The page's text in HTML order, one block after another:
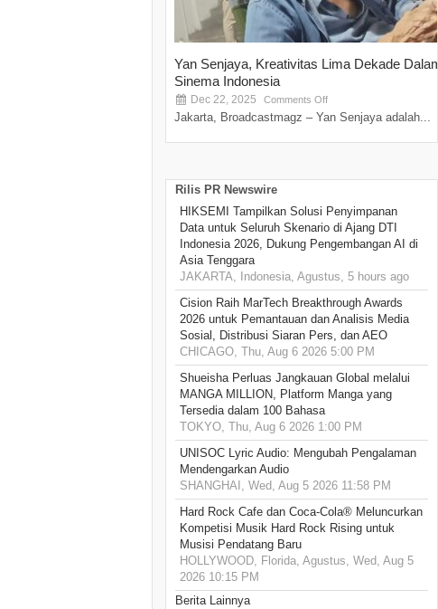
Yan Senjaya, Kreativitas Lima Dekade Dalam
Sinema Indonesia
Dec 22, 2025 Comments Off
Jakarta, Broadcastmagz – Yan Senjaya adalah...
Rilis PR Newswire
HIKSEMI Tampilkan Solusi Penyimpanan
Data untuk Seluruh Skenario di Ajang DTI
Indonesia 2026, Dukung Pengembangan AI di
Asia Tenggara
JAKARTA, Indonesia, Agustus, 5 hours ago
Cision Raih MarTech Breakthrough Awards
2026 untuk Pemantauan dan Analisis Media
Sosial, Distribusi Siaran Pers, dan AEO
CHICAGO, Thu, Aug 6 2026 5:00 PM
Shueisha Perluas Jangkauan Global melalui
MANGA MILLION, Platform Manga yang
Tersedia dalam 100 Bahasa
TOKYO, Thu, Aug 6 2026 1:00 PM
UNISOC Lyric Audio: Mengubah Pengalaman
Mendengarkan Audio
SHANGHAI, Wed, Aug 5 2026 11:58 PM
Hard Rock Cafe dan Coca-Cola® Meluncurkan
Kompetisi Musik Hard Rock Rising untuk
Musisi Pendatang Baru
HOLLYWOOD, Florida, Agustus, Wed, Aug 5
2026 10:15 PM
Berita Lainnya